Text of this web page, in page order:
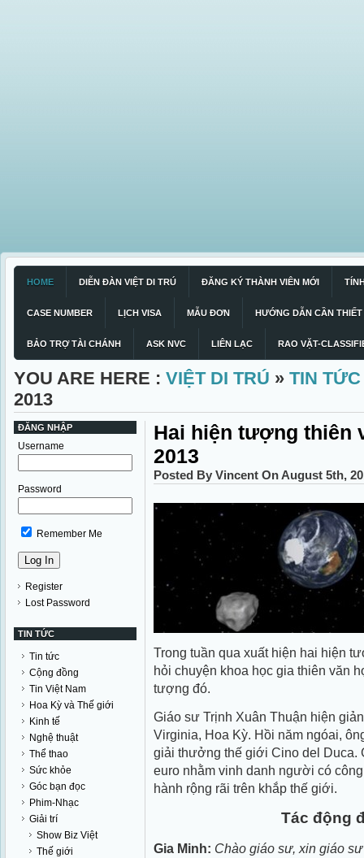
HOME DIỄN ĐÀN VIỆT DI TRÚ ĐĂNG KÝ THÀNH VIÊN MỚI
CASE NUMBER LỊCH VISA MẪU ĐƠN HƯỚNG DẪN CẦN THIẾT
BẢO TRỢ TÀI CHÁNH ASK NVC LIÊN LẠC RAO VẶT-
YOU ARE HERE : VIỆT DI TRÚ » TIN TỨC
2013
ĐĂNG NHẬP
Username
Password
Remember Me
Register
Lost Password
TIN TỨC
Tin tức
Cộng đồng
Tin Việt Nam
Hoa Kỳ và Thế giới
Kinh tế
Nghệ thuật
Thể thao
Sức khỏe
Góc bạn đọc
Phim-Nhạc
Giải trí
Show Biz Việt
Thế giới
Hai hiện tượng thiên
2013
Posted By Vincent On August 5th,
Trong tuần qua xuất hiện hai hiện
hỏi chuyện khoa học gia thiên văn
tượng đó.
Giáo sư Trịnh Xuân Thuận hiện
Virginia, Hoa Kỳ. Hồi năm ngóai,
giải thưởng thế giới Cino del Duca.
euro nhằm vinh danh người có
hành rộng rãi trên khắp thế giới.
Tác động
Gia Minh: Chào giáo sư, xin giáo